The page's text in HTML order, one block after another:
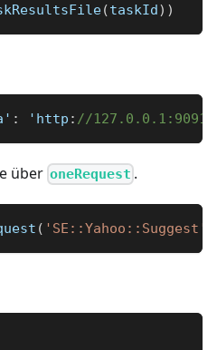
(taskId) )
: 'http : //127.0.0.1:9091/
über oneRequest .
( 'SE::Yahoo::Suggest'